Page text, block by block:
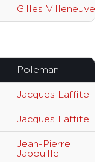
Gilles Villeneuve
Poleman
Jacques Laffite
Jacques Laffite
Jean-Pierre
Jabouille